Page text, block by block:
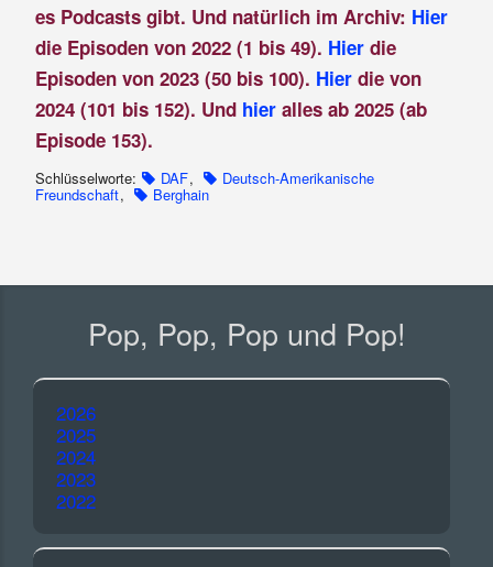
es Podcasts gibt. Und natürlich im Archiv: Hier
die Episoden von 2022 (1 bis 49). Hierdie
Episoden von 2023 (50 bis 100). Hier die von
2024 (101 bis 152). Und hier alles ab 2025 (ab
Episode 153).
Schlüsselworte: DAF, Deutsch-Amerikanische
Freundschaft, Berghain
Pop, Pop, Pop und Pop!
2026
2025
2024
2023
2022